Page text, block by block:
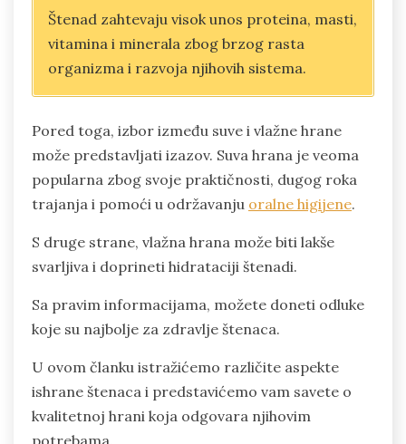
Štenad zahtevaju visok unos proteina, masti,
vitamina i minerala zbog brzog rasta
organizma i razvoja njihovih sistema.
Pored toga, izbor između suve i vlažne hrane
može predstavljati izazov. Suva hrana je veoma
popularna zbog svoje praktičnosti, dugog roka
trajanja i pomoći u održavanju oralne higijene.
S druge strane, vlažna hrana može biti lakše
svarljiva i doprineti hidrataciji štenadi.
Sa pravim informacijama, možete doneti odluke
koje su najbolje za zdravlje štenaca.
U ovom članku istražićemo različite aspekte
ishrane štenaca i predstavićemo vam savete o
kvalitetnoj hrani koja odgovara njihovim
potrebama.